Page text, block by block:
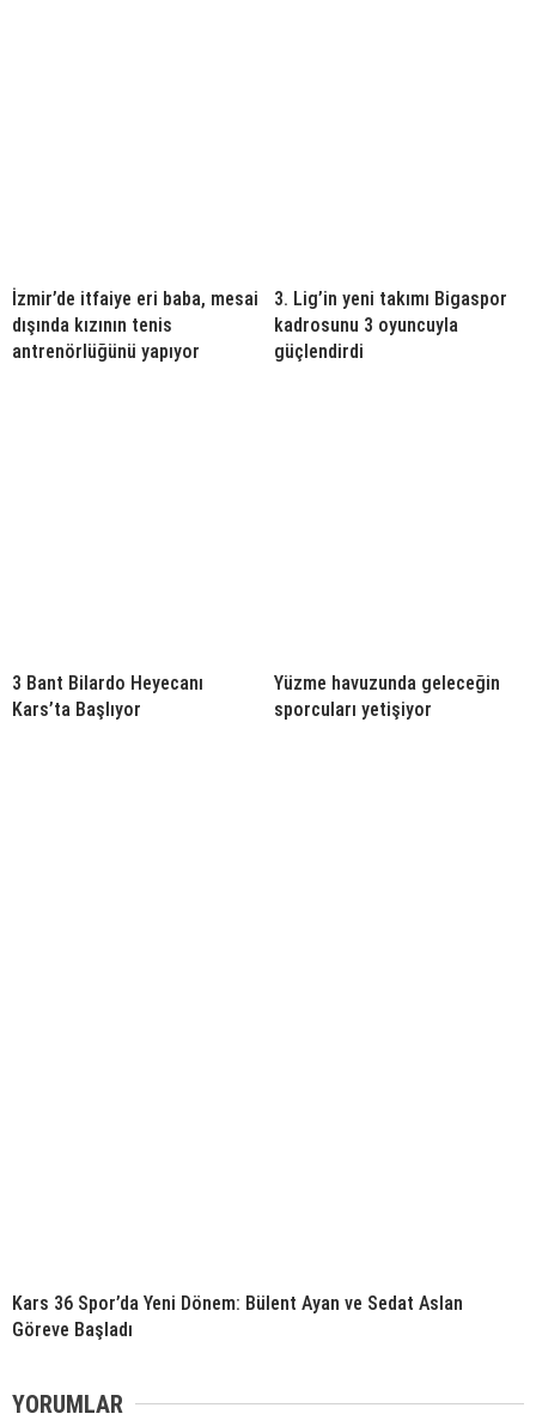
İzmir’de itfaiye eri baba, mesai
dışında kızının tenis
antrenörlüğünü yapıyor
3. Lig’in yeni takımı Bigaspor
kadrosunu 3 oyuncuyla
güçlendirdi
3 Bant Bilardo Heyecanı
Kars’ta Başlıyor
Yüzme havuzunda geleceğin
sporcuları yetişiyor
Kars 36 Spor’da Yeni Dönem: Bülent Ayan ve Sedat Aslan
Göreve Başladı
YORUMLAR